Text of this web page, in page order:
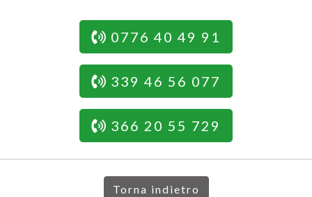
0776 40 49 91
339 46 56 077
366 20 55 729
Torna indietro